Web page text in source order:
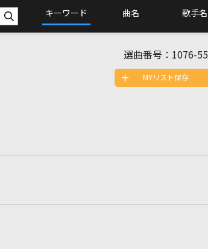
キーワード 曲名 歌手名
選曲番号： 1076-55
MYリスト保存